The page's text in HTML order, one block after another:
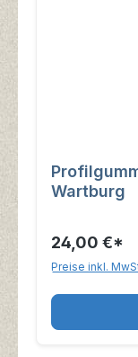
Wartburg
24,00 €*
Preise inkl.